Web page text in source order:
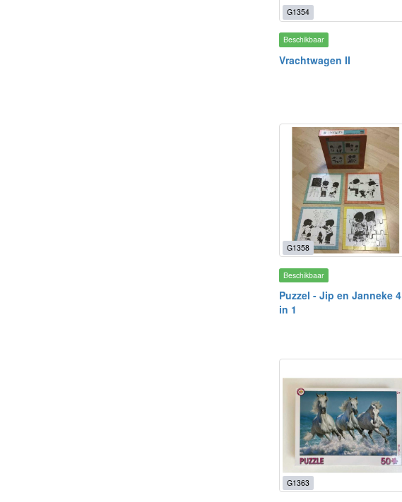
G1354
Beschikbaar
Vrachtwagen II
G1358
Beschikbaar
Puzzel - Jip en Janneke 4
in 1
G1363